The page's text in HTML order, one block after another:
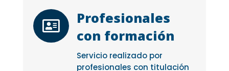

Profesionales
con formación
Servicio realizado por
profesionales con titulación